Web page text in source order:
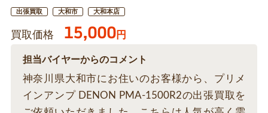
出張買取 大和市 大和本店
買取価格 15,000円
担当バイヤーからのコメント
神奈川県大和市にお住いのお客様から、プリメ
インアンプ DENON PMA-1500R2の出張買取を